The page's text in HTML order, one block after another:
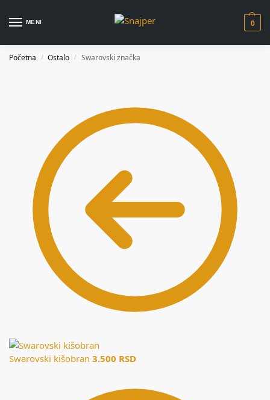
MENI 0
Početna / Ostalo / Swarovski značka
Swarovski kišobran 3.500 RSD